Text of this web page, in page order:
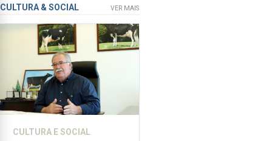
de
ensino
instituição
CULTURA & SOCIAL VER MAIS
CULTURA E SOCIAL